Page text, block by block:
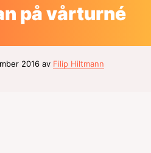
på vårturné
2016 av Filip Hiltmann